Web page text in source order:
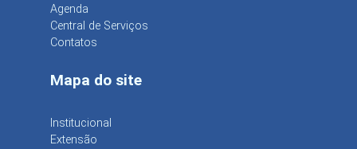
Agenda
Central de Serviços
Contatos
Mapa do site
Institucional
Extensão